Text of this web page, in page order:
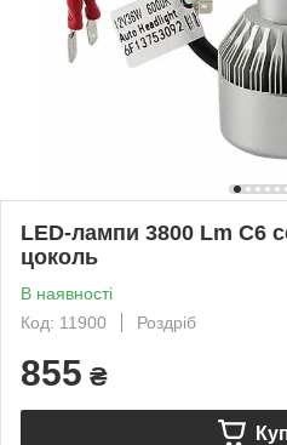
LED-лампи 3800 Lm C6
цоколь
В наявності
Код: 11900
Роздріб
855 ₴